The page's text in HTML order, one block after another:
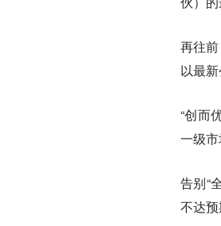
再往
以最
“创而
一级
告别“
不达